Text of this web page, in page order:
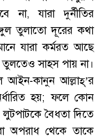
না, যারা দুর্নীতির
তুলাতো দূরের কথা
যারা কর্মরত আছে
তুলতেও সাহস পায় না।
আইন-কানুন আল্লাহ্’র
হয়; ফলে কোন
বৈধতা দিতে
অপরাধ থেকে তাকে